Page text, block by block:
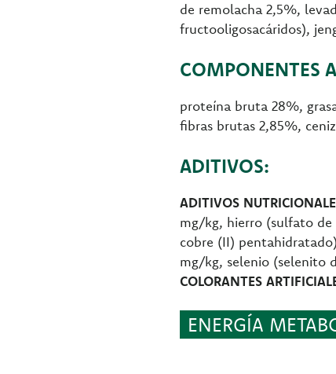
de remolacha 2,5%,
fructooligosacáridos),
COMPONENTES
proteína bruta 28%,
fibras brutas 2,85%,
ADITIVOS:
ADITIVOS
mg/kg, hierro (sulfato
cobre (II)
mg/kg, selenio (selenito
COLORANTES
ENERGÍA